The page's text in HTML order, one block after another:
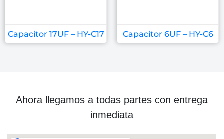
Capacitor 17UF – HY-C17 Capacitor 6UF – HY-C6
Ahora llegamos a todas partes con entrega
inmediata